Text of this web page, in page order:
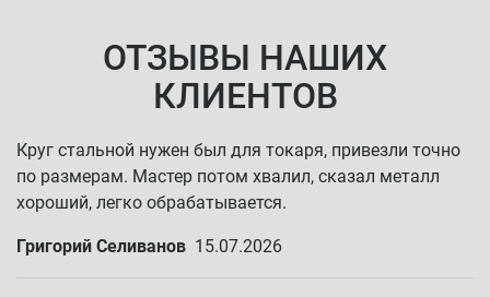
ОТЗЫВЫ НАШИХ
КЛИЕНТОВ
Круг стальной нужен был для токаря, привезли точно
по размерам. Мастер потом хвалил, сказал металл
хороший, легко обрабатывается.
Григорий Селиванов 15.07.2026